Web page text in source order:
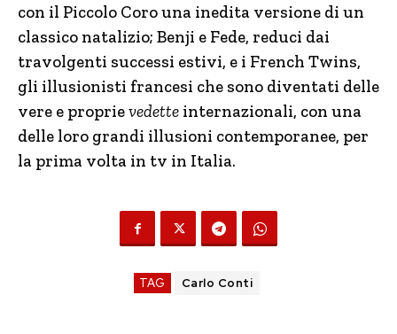
con il Piccolo Coro una inedita versione di un
classico natalizio; Benji e Fede, reduci dai
travolgenti successi estivi, e i French Twins,
gli illusionisti francesi che sono diventati delle
vere e proprievedette internazionali, con una
delle loro grandi illusioni contemporanee, per
la prima volta in tv in Italia.
TAG Carlo Conti